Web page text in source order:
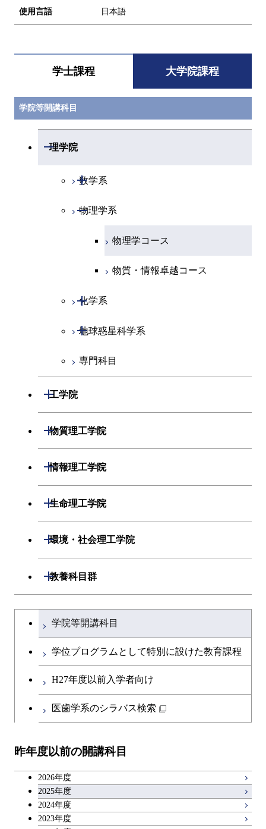
使用言語 日本語
学士課程 大学院課程
学院等開講科目
理学院
開閉
数学系
開閉
数学コース
物理学系
開閉
物理学コース
物質・情報卓越コース
化学系
開閉
化学コース
エネルギーコース
地球惑星科学系
開閉
地球惑星科学コース
専門科目
工学院
開閉
機械系
開閉
エネルギーコース
エンジニアリングデザイン
ライフエンジニアリングコ
ース
原子核工学コース
人間医療科学技術コース
システム制御コース
コース
電気電子系
開閉
エネルギーコース
ライフエンジニアリングコ
ース
原子核工学コース
人間医療科学技術コース
物質・情報卓越コース
情報通信コース
コース
ライフエンジニアリングコ
ース
人間医療科学技術コース
経営工学系
開閉
エンジニアリングデザイン
コース
専門科目
物質理工学院
開閉
材料系
開閉
エネルギーコース
原子核工学コース
人間医療科学技術コース
応用化学コース
ース
原子核工学コース
物質・情報卓越コース
専門科目
情報理工学院
開閉
数理・計算科学系
開閉
知能情報コース
情報工学コース
知能情報コース
エネルギー・情報コース
人間医療科学技術コース
物質・情報卓越コース
専門科目
生命理工学院
開閉
生命理工学系
開閉
ライフエンジニアリングコ
ース
地球生命コース
物質・情報卓越コース
環境・社会理工学院
開閉
建築学系
開閉
コース
都市・環境学コース
エンジニアリングデザイン
コース
都市・環境学コース
開閉
地球環境共創コース
エネルギーコース
エネルギー・情報コース
エンジニアリングデザイン
原子核工学コース
社会・人間科学系
社会・人間科学コース
イノベーション科学系
イノベーション科学コース
人間医療科学技術コース
技術経営専門職学位課程
開閉
技術経営専門職学位課程
専門科目
教養科目群
開閉
文系教養科目
英語科目
第二外国語科目
キャリア科目
大学院課程を切り替える
学院等開講科目
学位プログラムとして特別に設けた教育課程
H27年度以前入学者向け
医歯学系のシラバス検索
昨年度以前の開講科目
2026年度
2025年度
2024年度
2023年度